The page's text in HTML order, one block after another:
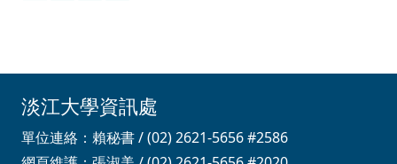
淡江大學資訊處
單位連絡：賴秘書 / (02) 2621-5656 #2586